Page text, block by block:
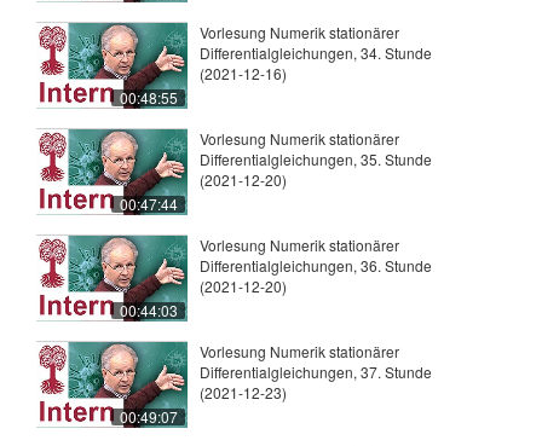
00:48:55
Vorlesung Numerik stationärer
Differentialgleichungen, 34. Stunde
(2021-12-16)
00:47:44
Vorlesung Numerik stationärer
Differentialgleichungen, 35. Stunde
(2021-12-20)
00:44:03
Vorlesung Numerik stationärer
Differentialgleichungen, 36. Stunde
(2021-12-20)
00:49:07
Vorlesung Numerik stationärer
Differentialgleichungen, 37. Stunde
(2021-12-23)